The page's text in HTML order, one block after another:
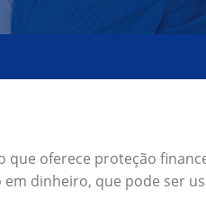
oferece proteção
dinheiro, que pode ser